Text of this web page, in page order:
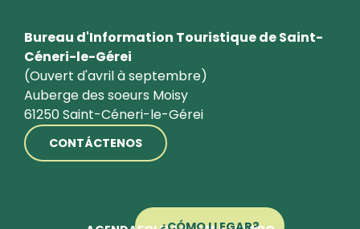
Bureau d'Information Touristique de Saint-
Céneri-le-Gérei
(Ouvert d'avril à septembre)
Auberge des soeurs Moisy
61250 Saint-Céneri-le-Gérei
CONTÁCTENOS